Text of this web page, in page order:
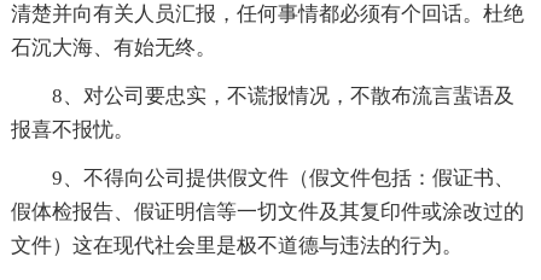
清楚并向有关人员汇报，任何事情都必须有个回话。杜绝
石沉大海、有始无终。
8、对公司要忠实，不谎报情况，不散布流言蜚语及
报喜不报忧。
9、不得向公司提供假文件（假文件包括：假证书、
假体检报告、假证明信等一切文件及其复印件或涂改过的
文件）这在现代社会里是极不道德与违法的行为。